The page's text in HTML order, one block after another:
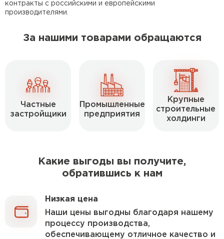
контракты с российскими и европейскими
производителями.
За нашими товарами обращаются
Частные
застройщики
Промышленные
предприятия
Крупные
строительные
холдинги
Какие выгоды вы получите,
обратившись к нам
Низкая цена
Наши цены выгодны благодаря нашему
процессу производства,
обеспечивающему отличное качество и
Газобетон Аэрок
Газобетон Могилевский КСИ
ПЕРЕЙТИ
ПЕРЕЙТИ
ПЕРЕЙТИ
Газобетон ДСК Грас
Газобетон Калужский
Газобетон ВКБлок
Газобетон Аэрок